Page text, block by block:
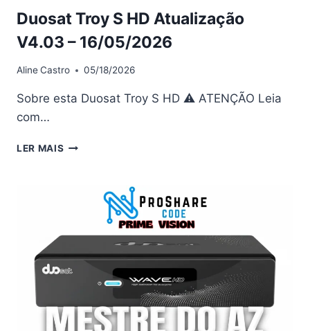
Duosat Troy S HD Atualização
V4.03 – 16/05/2026
AlineCastro 05/18/2026
Sobre esta Duosat Troy S HD ⚠ ATENÇÃO Leia
com…
LER MAIS DUOSAT
ATUALIZAÇÃO
–
16/05/2026